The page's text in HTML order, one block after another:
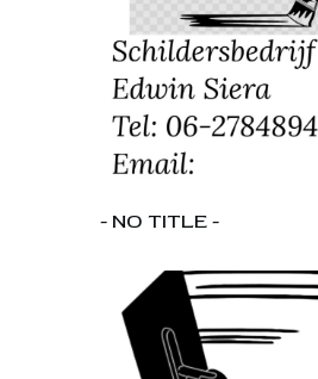
- NO TITLE -